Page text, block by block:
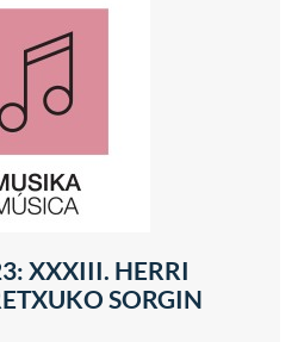
XXXIII. HERRI
SORGIN